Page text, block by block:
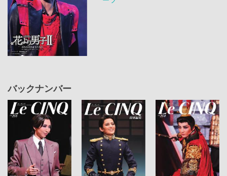
バックナンバー